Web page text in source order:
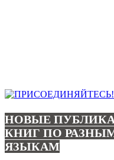
НОВЫЕ
КНИГ ПО
ЯЗЫКАМ